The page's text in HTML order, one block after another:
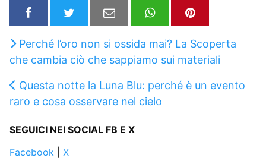
Perché l’oro non si ossida mai? La Scoperta
che cambia ciò che sappiamo sui materiali
Questa notte la Luna Blu: perché è un evento
raro e cosa osservare nel cielo
SEGUICI NEI SOCIAL FB E X
Facebook
X